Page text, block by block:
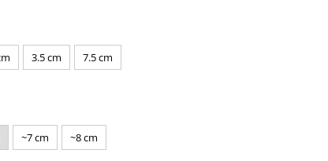
3.5 cm 7.5 cm
~7 cm ~8 cm